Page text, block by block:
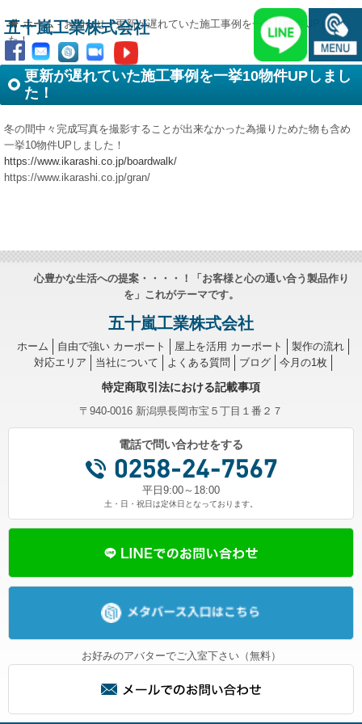
五十嵐工業株式会社
ホーム-お知らせ-更新が遅れていた施工事例を一挙10物件UPしまし
た！
更新が遅れていた施工事例を一挙10物件UPしまし
た！
冬の間中々完成写真を撮影することが出来なかった為撮りためた物も含め
一挙10物件UPしました！
https://www.ikarashi.co.jp/boardwalk/
https://www.ikarashi.co.jp/gran/
心豊かな生活への提案・・・・！「お客様と心の通い合う製品作り
を」これがテーマです。
五十嵐工業株式会社
ホーム 自由で強い カーポート 屋上を活用 カーポート
製作の流れ
対応エリア
当社について よくある質問 ブログ 今月の1枚
特定商取引法における記載事項
〒940-0016 新潟県長岡市宝５丁目１番２７
電話で問い合わせをする
平日9:00～18:00
土・日・祝日は定休日となっております。
お好みのアバターでご入室下さい（無料）